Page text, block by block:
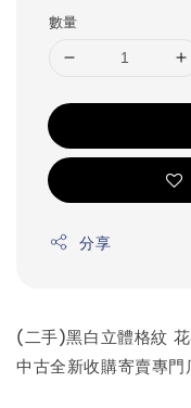
數量
分享
(二手)黑白立體格紋
中古全新收購寄賣專門